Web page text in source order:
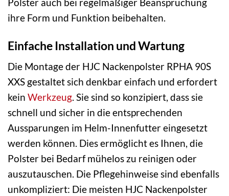
ihre Form und Funktion beibehalten.
Einfache Installation und Wartung
Die Montage der HJC Nackenpolster RPHA 90S
XXS gestaltet sich denkbar einfach und erfordert
kein Werkzeug. Sie sind so konzipiert, dass sie
schnell und sicher in die entsprechenden
Aussparungen im Helm-Innenfutter eingesetzt
werden können. Dies ermöglicht es Ihnen, die
Polster bei Bedarf mühelos zu reinigen oder
auszutauschen. Die Pflegehinweise sind ebenfalls
unkompliziert: Die meisten HJC Nackenpolster